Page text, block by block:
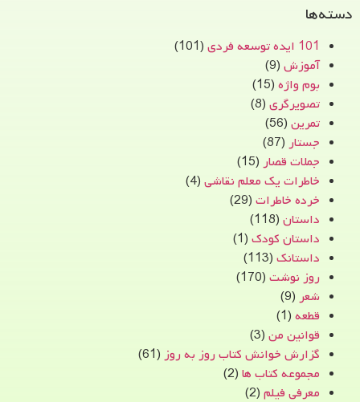
دسته‌ها
101 ایده توسعه فردی
(101)
آموزش (9)
بوم واژه (15)
تصویرگری (8)
تمرین (56)
جستار (87)
جملات قصار (15)
خاطرات یک معلم نقاشی (4)
خرده خاطرات (29)
داستان (118)
داستان کودک (1)
داستانک (113)
روز نوشت (170)
شعر (9)
قطعه (1)
قوانین من (3)
گزارش خوانش کتاب روز به روز (61)
مجموعه کتاب ها (2)
معرفی فیلم (2)